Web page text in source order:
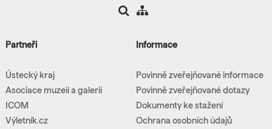
Partneři
Ústecký kraj
Asociace muzeií a galerií
ICOM
Výletník.cz
Informace
Povinně zveřejňované informace
Povinně zveřejňované dotazy
Dokumenty ke stažení
Ochrana osobních údajů